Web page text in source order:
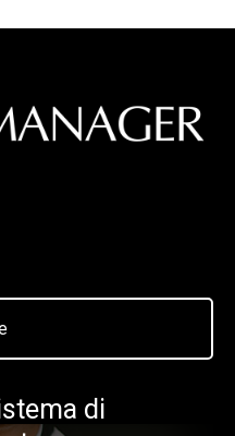
di